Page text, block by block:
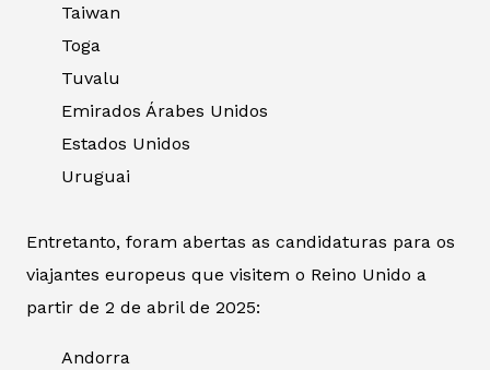
Taiwan
Toga
Tuvalu
Emirados Árabes Unidos
Estados Unidos
Uruguai
Entretanto, foram abertas as candidaturas para os
viajantes europeus que visitem o Reino Unido a
partir de 2 de abril de 2025:
Andorra